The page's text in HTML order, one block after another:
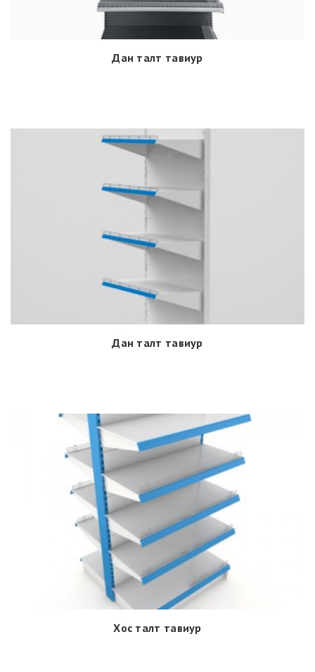
ДэлгэрэнгүйДан талт тавиур
ДэлгэрэнгүйДан талт тавиур
ДэлгэрэнгүйХос талт тавиур